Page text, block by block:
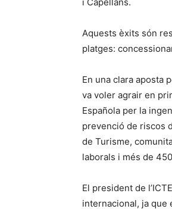
Aquests èxits són
platges:
En una clara aposta
va voler agrair en
Española per la
prevenció de riscos
de Turisme,
laborals i més de
El president de
internacional, ja que